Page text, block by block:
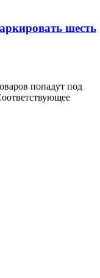
шесть
попадут под